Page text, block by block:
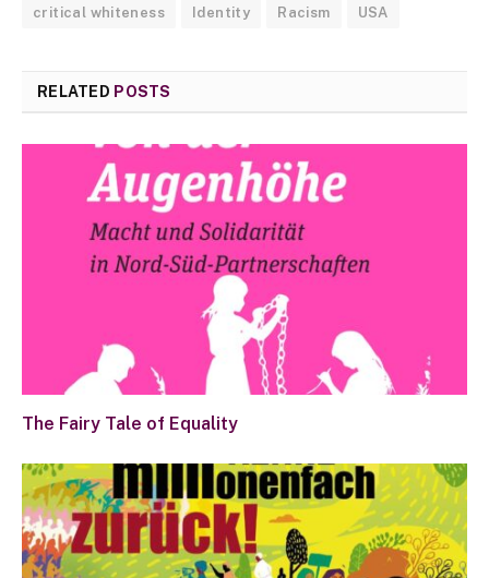
critical whiteness Identity Racism USA
RELATED POSTS
The Fairy Tale of Equality